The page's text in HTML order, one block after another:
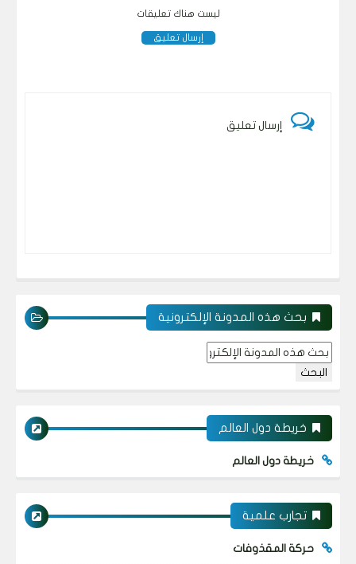
ليست هناك تعليقات
إرسال تعليق
إرسال تعليق
بحث هذه المدونة الإلكترونية
خريطة دول العالم
خريطة دول العالم
تجارب علمية
حركة المقذوفات